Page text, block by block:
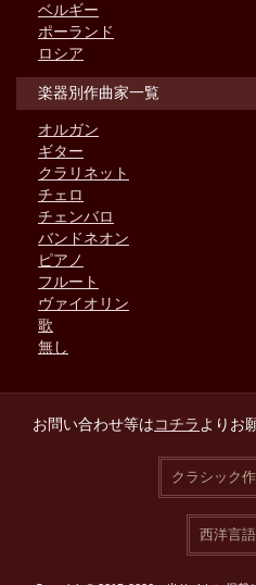
ベルギー
ポーランド
ロシア
楽器別作曲家一覧
オルガン
ギター
クラリネット
チェロ
チェンバロ
バンドネオン
ピアノ
フルート
ヴァイオリン
歌
無し
お問い合わせ等はコチラよりお
クラシック
西洋言